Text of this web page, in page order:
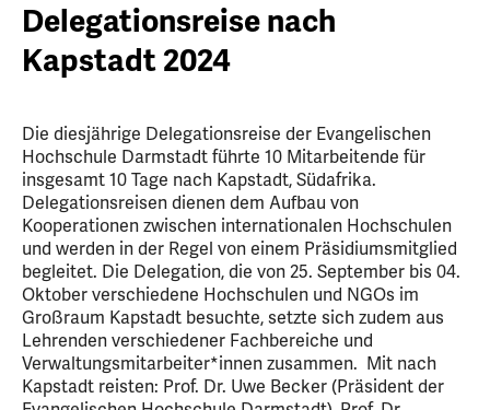
Delegationsreise nach
Kapstadt 2024
Die diesjährige Delegationsreise der Evangelischen
Hochschule Darmstadt führte 10 Mitarbeitende für
insgesamt 10 Tage nach Kapstadt, Südafrika.
Delegationsreisen dienen dem Aufbau von
Kooperationen zwischen internationalen Hochschulen
und werden in der Regel von einem Präsidiumsmitglied
begleitet. Die Delegation, die von 25. September bis 04.
Oktober verschiedene Hochschulen und NGOs im
Großraum Kapstadt besuchte, setzte sich zudem aus
Lehrenden verschiedener Fachbereiche und
Verwaltungsmitarbeiter*innen zusammen. Mit nach
Kapstadt reisten: Prof. Dr. Uwe Becker (Präsident der